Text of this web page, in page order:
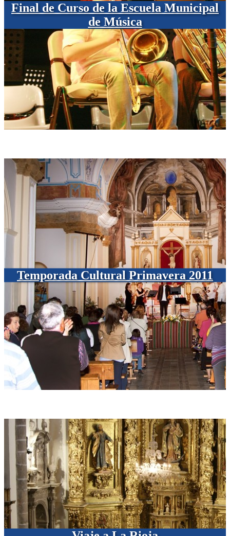
Final de Curso de la Escuela Municipal
de Música
Temporada Cultural Primavera 2011